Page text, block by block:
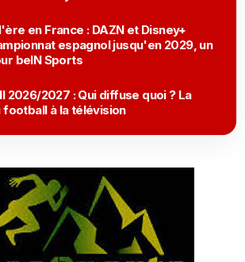
en France : DAZN et Disney+
espagnol jusqu'en 2029, un
beIN Sports
2026/2027 : Qui diffuse quoi ? La
à la télévision